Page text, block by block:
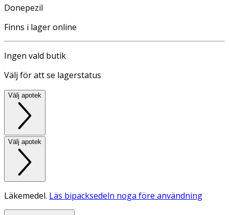
Donepezil
Finns i lager online
Ingen vald butik
Välj för att se lagerstatus
Välj apotek
Välj apotek
Läkemedel. Läs bipacksedeln noga före användning